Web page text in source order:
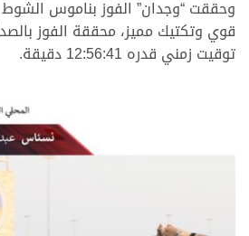
وحققت “وجدان” الفوز بناموس الشوط
قوي وتكتيك مميز، محققة الفوز
توقيت زمني قدره 12:56:41 دقيقة.